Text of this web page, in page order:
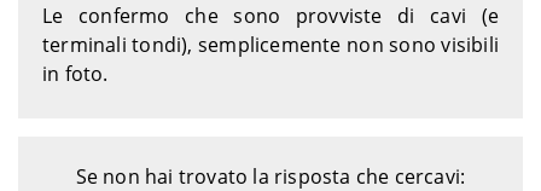
Le confermo che sono provviste di cavi (e
terminali tondi), semplicemente non sono visibili
in foto.
Se non hai trovato la risposta che cercavi: